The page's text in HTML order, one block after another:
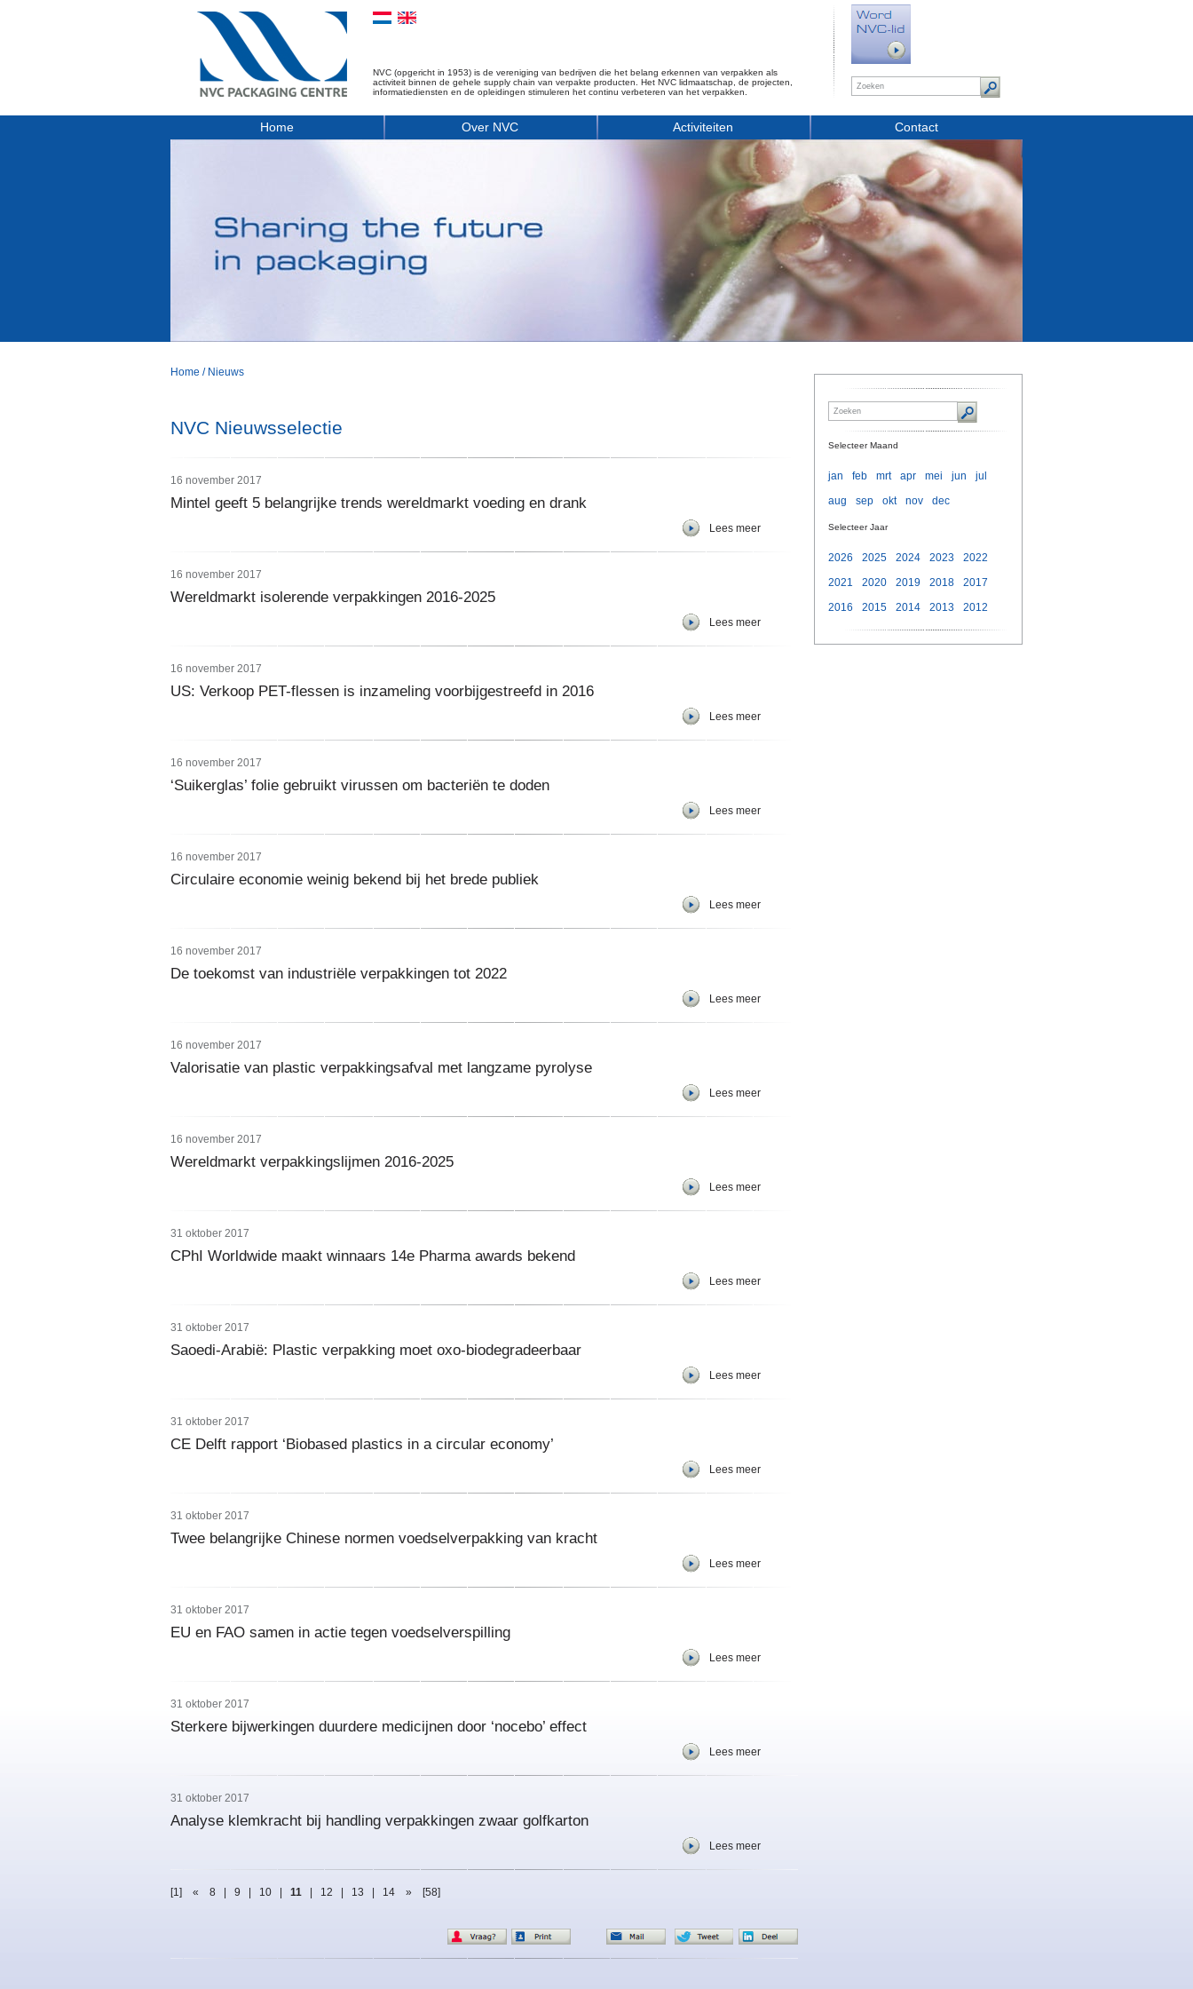
NVC (opgericht in 1953) is de vereniging van bedrijven die het belang erkennen van verpakken als
activiteit binnen de gehele supply chain van verpakte producten. Het NVC lidmaatschap, de projecten,
informatiediensten en de opleidingen stimuleren het continu verbeteren van het verpakken.
Home Over NVC Activiteiten Contact
Home / Nieuws
NVC Nieuwsselectie
16 november 2017
Mintel geeft 5 belangrijke trends wereldmarkt voeding en drank
Lees meer
16 november 2017
Wereldmarkt isolerende verpakkingen 2016-2025
Lees meer
16 november 2017
US: Verkoop PET-flessen is inzameling voorbijgestreefd in 2016
Lees meer
16 november 2017
‘Suikerglas’ folie gebruikt virussen om bacteriën te doden
Lees meer
16 november 2017
Circulaire economie weinig bekend bij het brede publiek
Lees meer
16 november 2017
De toekomst van industriële verpakkingen tot 2022
Lees meer
16 november 2017
Valorisatie van plastic verpakkingsafval met langzame pyrolyse
Lees meer
16 november 2017
Wereldmarkt verpakkingslijmen 2016-2025
Lees meer
31 oktober 2017
CPhI Worldwide maakt winnaars 14e Pharma awards bekend
Lees meer
31 oktober 2017
Saoedi-Arabië: Plastic verpakking moet oxo-biodegradeerbaar
Lees meer
31 oktober 2017
CE Delft rapport ‘Biobased plastics in a circular economy’
Lees meer
31 oktober 2017
Twee belangrijke Chinese normen voedselverpakking van kracht
Lees meer
31 oktober 2017
EU en FAO samen in actie tegen voedselverspilling
Lees meer
31 oktober 2017
Sterkere bijwerkingen duurdere medicijnen door ‘nocebo’ effect
Lees meer
31 oktober 2017
Analyse klemkracht bij handling verpakkingen zwaar golfkarton
Lees meer
[1] « 8 9 10 11 12 13 14 » [58]
Selecteer Maand
jan feb mrt apr mei jun
jul
aug
sep okt nov dec
Selecteer Jaar
2026 2025 2024 2023
2022
2021
2020 2019 2018
2017
2016
2015 2014 2013 2012